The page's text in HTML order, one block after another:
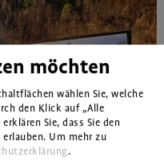
BS
Preis
möchten
wählen Sie, welche
den Klick auf „Alle
Sie, dass Sie den
erlauben. Um mehr zu
.